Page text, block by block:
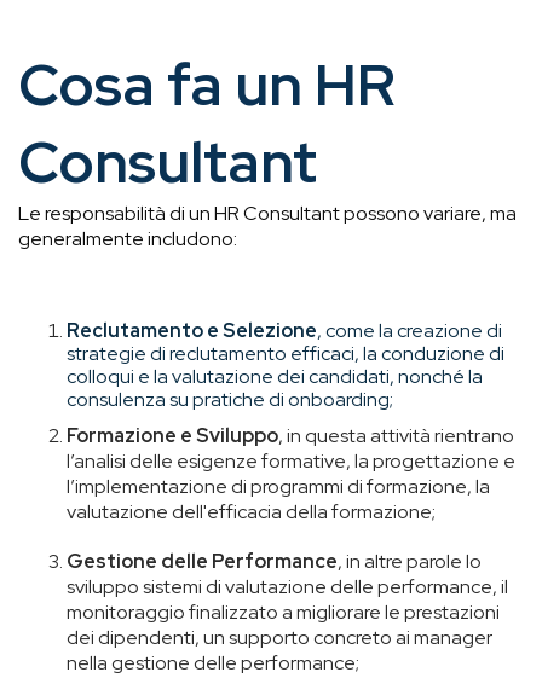
Cosa fa un HR
Consultant
Le responsabilità di un HR Consultant possono variare, ma
generalmente includono:
Reclutamento e Selezione, come la creazione di
strategie di reclutamento efficaci, la conduzione di
colloqui e la valutazione dei candidati, nonché la
consulenza su pratiche di onboarding;
Formazione e Sviluppo, in questa attività rientrano
l’analisi delle esigenze formative, la progettazione e
l’implementazione di programmi di formazione, la
valutazione dell'efficacia della formazione;
Gestione delle Performance, in altre parole lo
sviluppo sistemi di valutazione delle performance, il
monitoraggio finalizzato a migliorare le prestazioni
dei dipendenti, un supporto concreto ai manager
nella gestione delle performance;